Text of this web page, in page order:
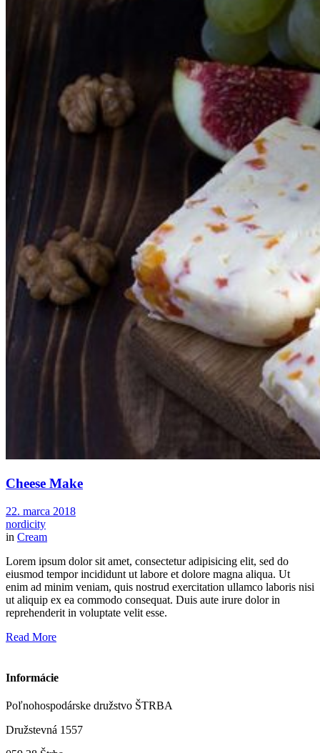
Cheese Make
22. marca 2018
nordicity
in Cream
Lorem ipsum dolor sit amet, consectetur adipisicing elit, sed do
eiusmod tempor incididunt ut labore et dolore magna aliqua. Ut
enim ad minim veniam, quis nostrud exercitation ullamco laboris nisi
ut aliquip ex ea commodo consequat. Duis aute irure dolor in
reprehenderit in voluptate velit esse.
Read More
Informácie
Poľnohospodárske družstvo ŠTRBA
Družstevná 1557